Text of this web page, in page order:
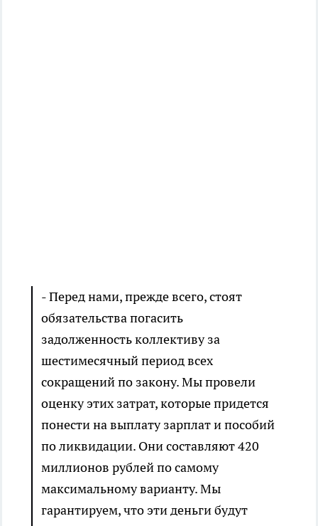
- Перед нами, прежде всего, стоят
обязательства погасить
задолженность коллективу за
шестимесячный период всех
сокращений по закону. Мы провели
оценку этих затрат, которые придется
понести на выплату зарплат и пособий
по ликвидации. Они составляют 420
миллионов рублей по самому
максимальному варианту. Мы
гарантируем, что эти деньги будут